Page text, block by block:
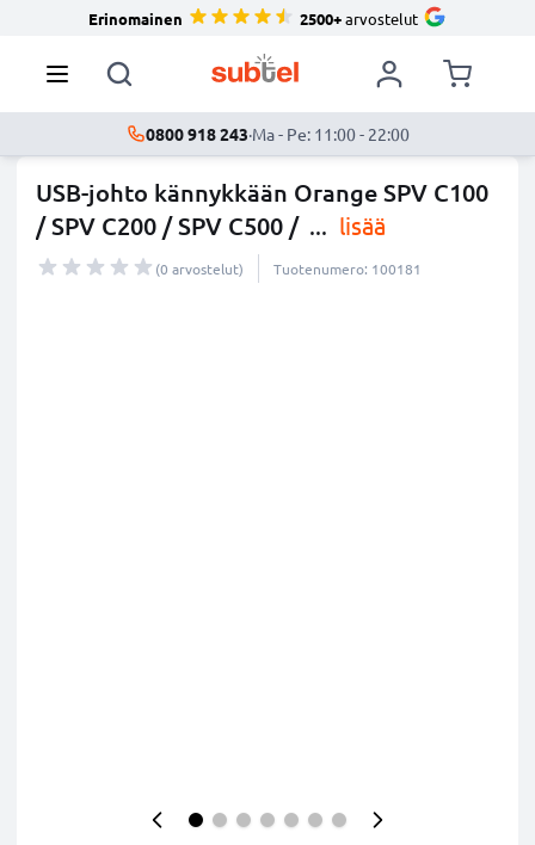
Erinomainen 2500+arvostelut
0800 918 243·Ma - Pe: 11:00 - 22:00
USB-johto kännykkään Orange SPV C100
/ SPV C200 / SPV C500 / ... lisää
(0 arvostelut) Tuotenumero: 100181